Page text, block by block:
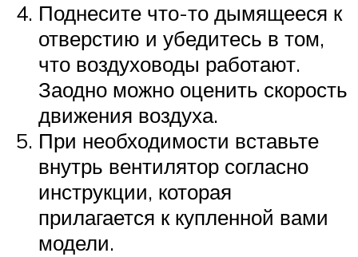
Поднесите что-то дымящееся к
отверстию и убедитесь в том,
что воздуховоды работают.
Заодно можно оценить скорость
движения воздуха.
При необходимости вставьте
внутрь вентилятор согласно
инструкции, которая
прилагается к купленной вами
модели.